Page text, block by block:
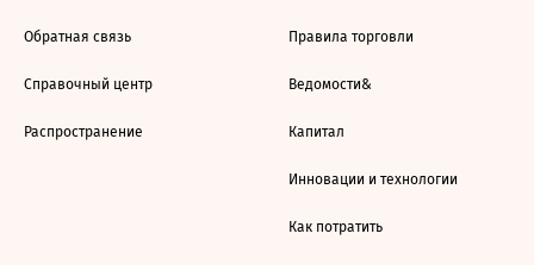
Обратная связь
Справочный центр
Распространение
Правила торговли
Ведомости&
Капитал
Инновации и технологии
Как потратить